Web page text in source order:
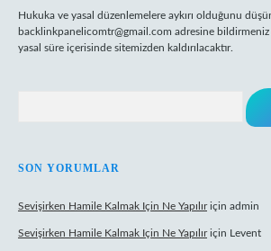
Hukuka ve yasal düzenlemelere aykırı olduğunu
backlinkpanelicomtr@gmail.com adresine
yasal süre içerisinde sitemizden kaldırılacaktır.
SON YORUMLAR
Sevişirken Hamile Kalmak Için Ne Yapılıriçin admin
Sevişirken Hamile Kalmak Için Ne Yapılıriçin Levent